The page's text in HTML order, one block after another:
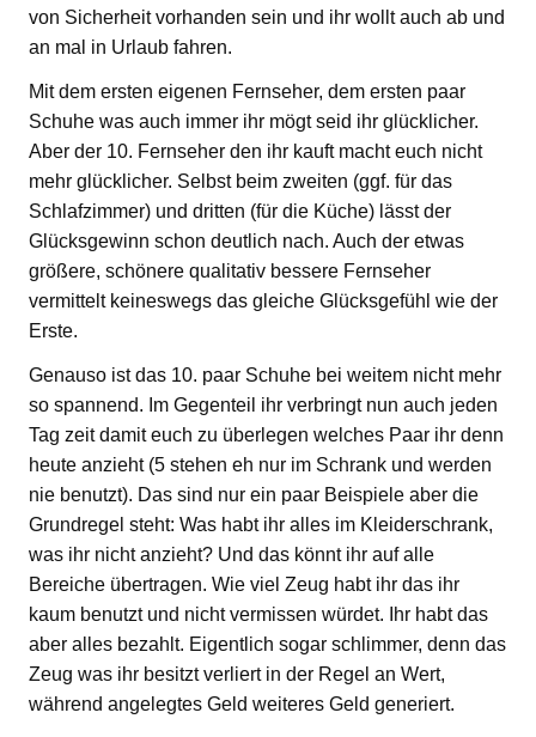
von Sicherheit vorhanden sein und ihr wollt auch ab und
an mal in Urlaub fahren.
Mit dem ersten eigenen Fernseher, dem ersten paar
Schuhe was auch immer ihr mögt seid ihr glücklicher.
Aber der 10. Fernseher den ihr kauft macht euch nicht
mehr glücklicher. Selbst beim zweiten (ggf. für das
Schlafzimmer) und dritten (für die Küche) lässt der
Glücksgewinn schon deutlich nach. Auch der etwas
größere, schönere qualitativ bessere Fernseher
vermittelt keineswegs das gleiche Glücksgefühl wie der
Erste.
Genauso ist das 10. paar Schuhe bei weitem nicht mehr
so spannend. Im Gegenteil ihr verbringt nun auch jeden
Tag zeit damit euch zu überlegen welches Paar ihr denn
heute anzieht (5 stehen eh nur im Schrank und werden
nie benutzt). Das sind nur ein paar Beispiele aber die
Grundregel steht: Was habt ihr alles im Kleiderschrank,
was ihr nicht anzieht? Und das könnt ihr auf alle
Bereiche übertragen. Wie viel Zeug habt ihr das ihr
kaum benutzt und nicht vermissen würdet. Ihr habt das
aber alles bezahlt. Eigentlich sogar schlimmer, denn das
Zeug was ihr besitzt verliert in der Regel an Wert,
während angelegtes Geld weiteres Geld generiert.